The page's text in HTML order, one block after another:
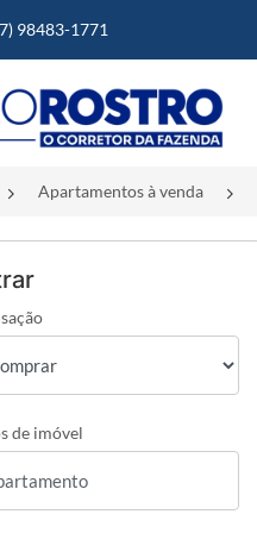
98483-1771
inicial
Apartamentos à venda
de imóvel